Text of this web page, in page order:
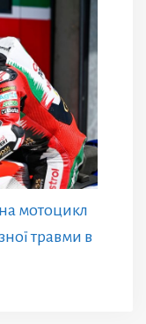
мотоцикл
травми в